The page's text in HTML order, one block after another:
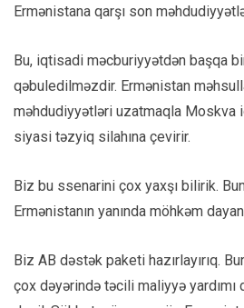
Ermənistana qarşı son
Bu, iqtisadi məcburiyyətdən başqa
qəbuledilməzdir. Ermənistan
məhdudiyyətləri uzatmaqla Moskva
siyasi təzyiq silahına çevirir.
Biz bu ssenarini çox yaxşı bilirik.
Ermənistanın yanında möhkəm
Biz AB dəstək paketi hazırlayırıq.
çox dəyərində təcili maliyyə yardımı